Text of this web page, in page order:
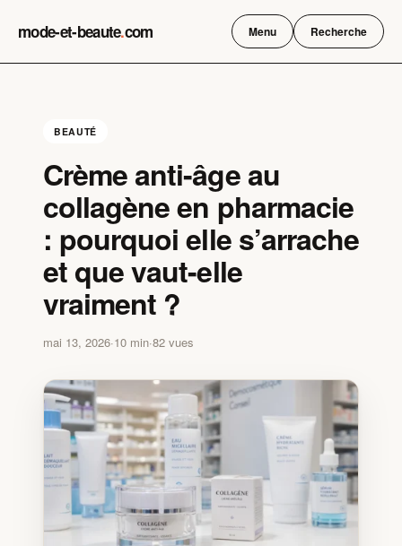
mode-et-beaute.com Menu Recherche
BEAUTÉ
Crème anti-âge au
collagène en pharmacie
: pourquoi elle s’arrache
et que vaut-elle
vraiment ?
mai 13, 2026·10 min·82 vues